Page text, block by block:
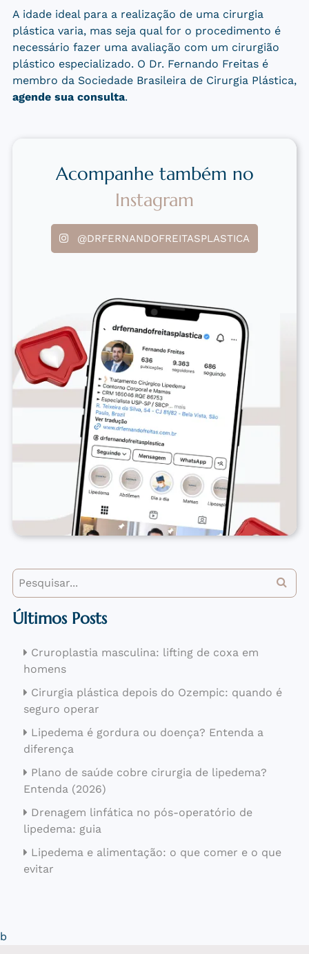
A idade ideal para a realização de uma cirurgia
plástica varia, mas seja qual for o procedimento é
necessário fazer uma avaliação com um cirurgião
plástico especializado. O Dr. Fernando Freitas é
membro da Sociedade Brasileira de Cirurgia Plástica,
agende sua consulta.
Acompanhe também no
Instagram
@DRFERNANDOFREITASPLASTICA
Últimos Posts
Cruroplastia masculina: lifting de coxa em
homens
Cirurgia plástica depois do Ozempic: quando é
seguro operar
Lipedema é gordura ou doença? Entenda a
diferença
Plano de saúde cobre cirurgia de lipedema?
Entenda (2026)
Drenagem linfática no pós-operatório de
lipedema: guia
Lipedema e alimentação: o que comer e o que
evitar
b